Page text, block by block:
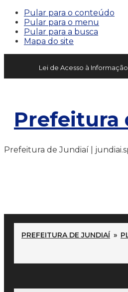
Pular para o conteúdo
Pular para o menu
Pular para a busca
Mapa do site
Lei de Acesso à Informação
Prefeitura
Prefeitura de Jundiaí |
PREFEITURA DE JUNDIAÍ »